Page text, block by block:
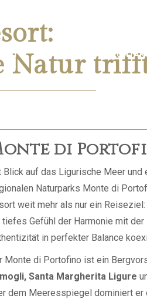
UM UNS HERUM
Natur
di
Blick auf das Ligurische Meer und
Naturparks Monte di
weit mehr als nur ein
tiefes Gefühl der Harmonie mit der
in perfekter Balance
Monte di Portofino ist ein
Santa Margherita Ligure
dem Meeresspiegel dominiert er